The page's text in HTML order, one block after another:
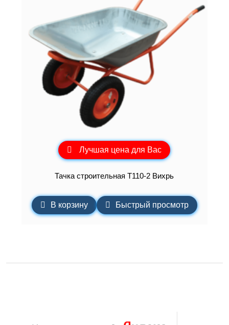
Лучшая цена для Вас
Тачка строительная Т110-2 Вихрь
В корзину Быстрый просмотр